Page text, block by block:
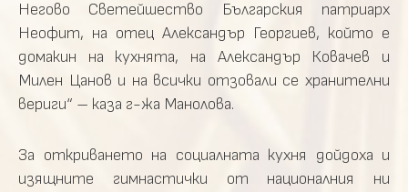
Негово Светейшество Българския патриарх
Неофит, на отец Александър Георгиев, който е
домакин на кухнята, на Александър Ковачев и
Милен Цанов и на всички отзовали се хранителни
вериги“ – каза г-жа Манолова.
За откриването на социалната кухня дойдоха и
изящните гимнастички от националния ни